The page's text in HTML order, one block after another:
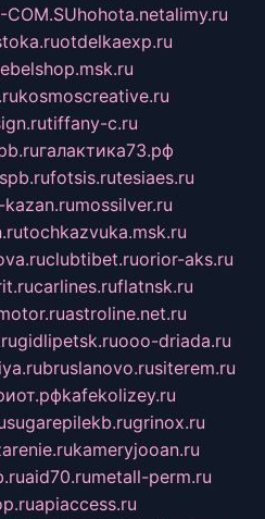
COM.SUhohota.netalimy.ru
otdelkaexp.ru
kosmoscreative.ru
tiffany-c.ru
галактика73.рф
fotsis.rutesiaes.ru
kazan.rumossilver.ru
tochkazvuka.msk.ru
clubtibet.ruorior-aks.ru
carlines.ruflatnsk.ru
astroline.net.ru
gidlipetsk.ruooo-driada.ru
bruslanovo.rusiterem.ru
kafekolizey.ru
sugarepilekb.rugrinox.ru
kameryjooan.ru
aid70.rumetall-perm.ru
apiaccess.ru